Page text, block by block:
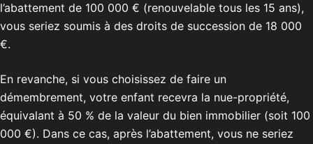
l’abattement de 100 000 € (renouvelable tous les 15 ans),
vous seriez soumis à des droits de succession de 18 000
€.
En revanche, si vous choisissez de faire un
démembrement, votre enfant recevra la nue-propriété,
équivalant à 50 % de la valeur du bien immobilier (soit 100
000 €). Dans ce cas, après l’abattement, vous ne seriez